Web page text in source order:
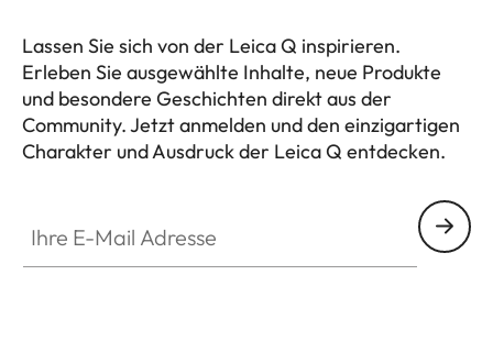
Lassen Sie sich von der Leica Q inspirieren.
Erleben Sie ausgewählte Inhalte, neue Produkte
und besondere Geschichten direkt aus der
Community. Jetzt anmelden und den einzigartigen
Charakter und Ausdruck der Leica Q entdecken.